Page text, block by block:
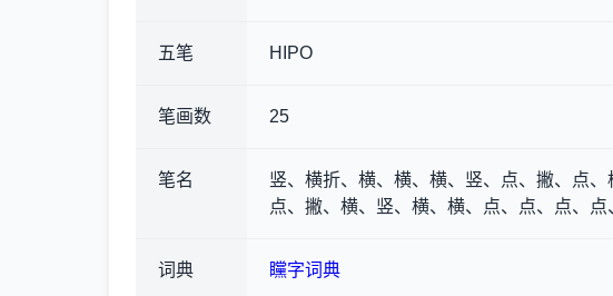
五笔 HIPO
笔画数 25
笔名
竖、横折、横、横、横、竖、点、撇、点、
点、撇、横、竖、横、横、点、点、点、点
词典 矘字词典